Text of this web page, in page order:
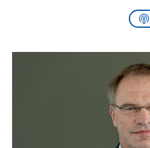
und Kandidaten der anstehenden